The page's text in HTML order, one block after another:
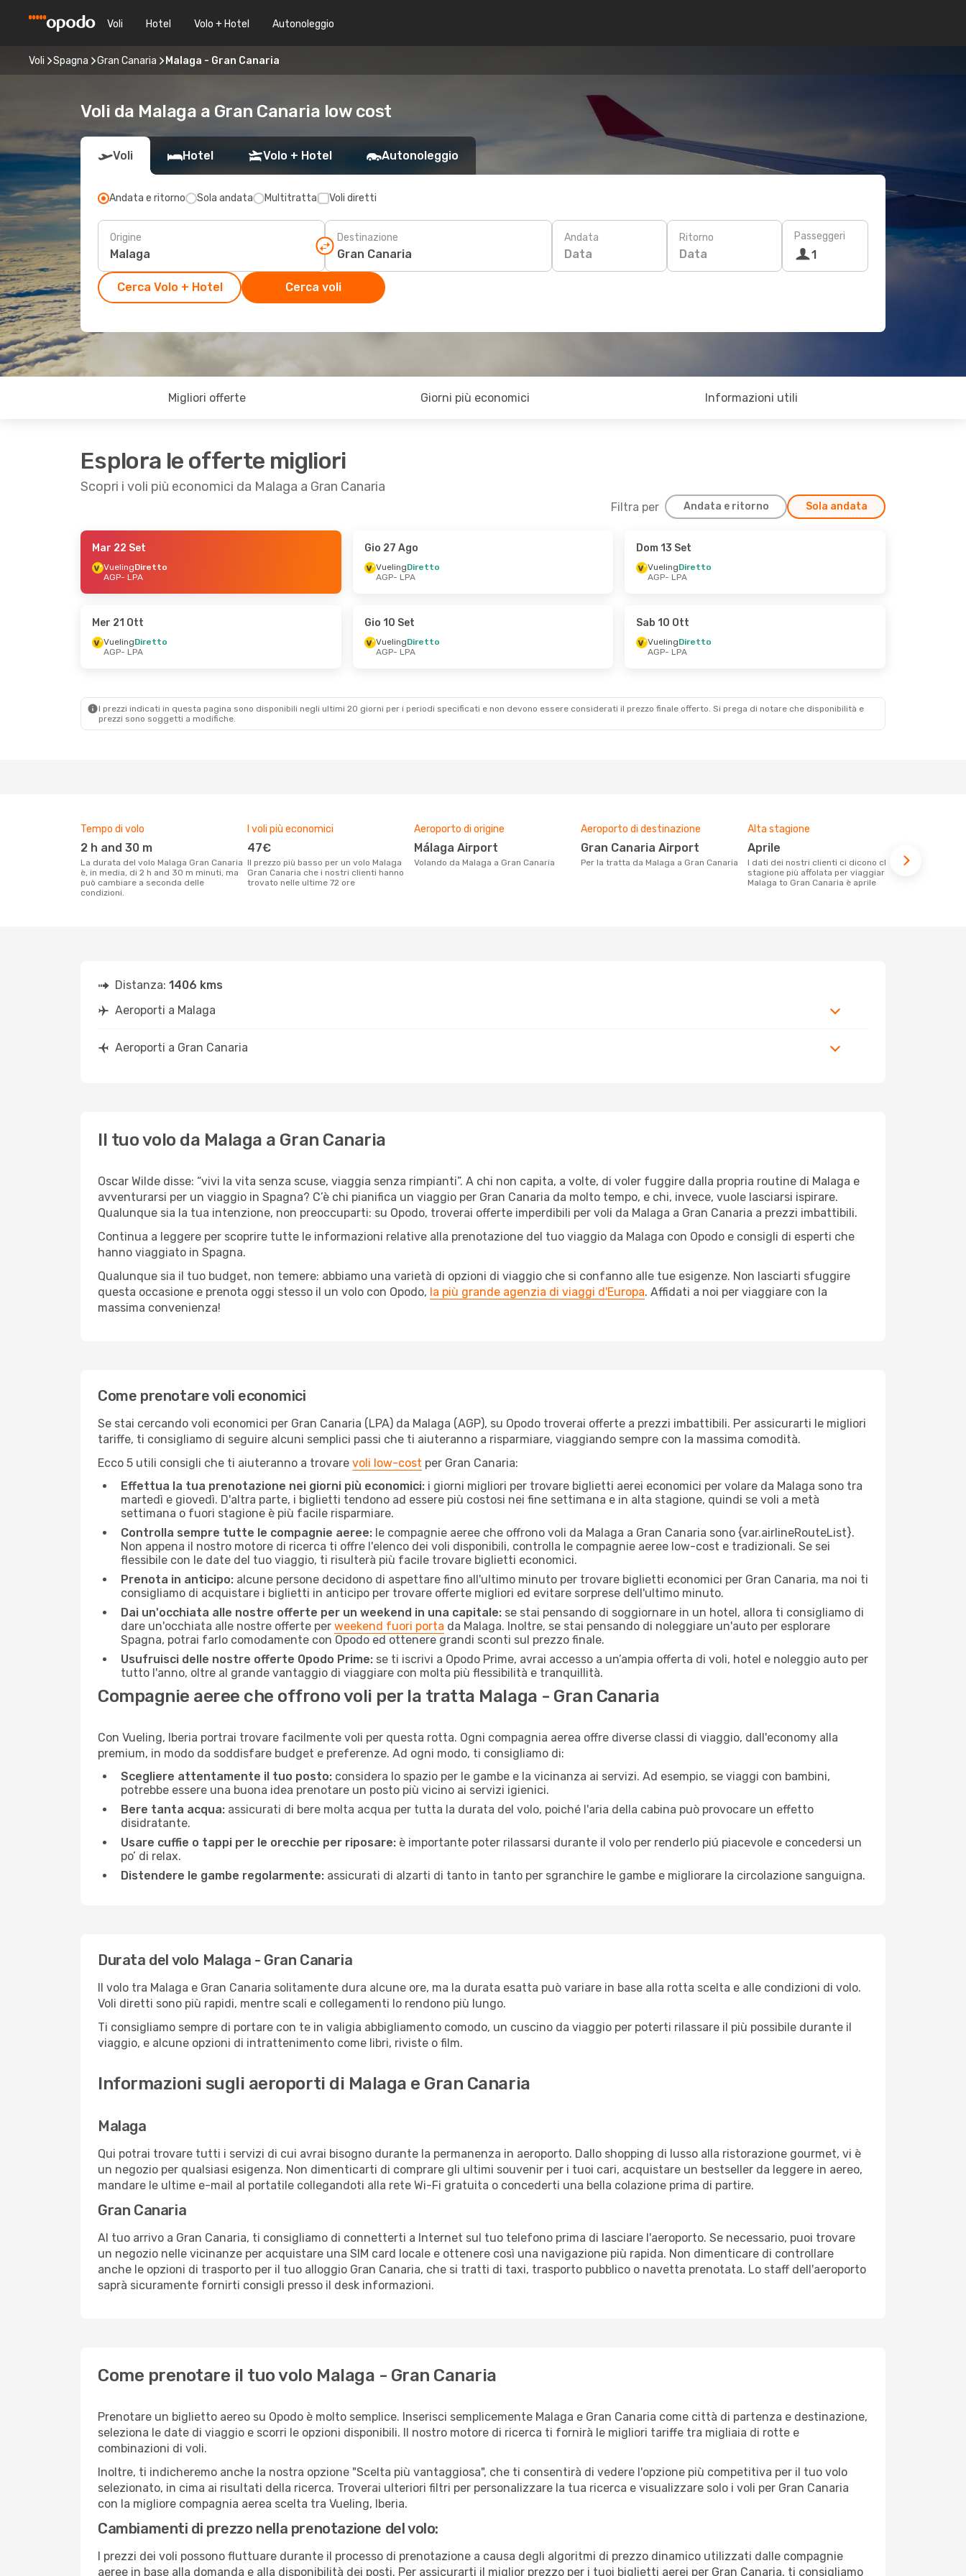
Voli Hotel Volo + Hotel Autonoleggio
Voli Spagna Gran Canaria Malaga - Gran Canaria
Voli da Malaga a Gran Canaria low cost
Voli Hotel Volo + Hotel Autonoleggio
Andata e ritorno Sola andata Multitratta Voli diretti
Origine Destinazione Andata
Data
Ritorno
Data
Passeggeri
1
Cerca Volo + Hotel Cerca voli
Migliori offerte Giorni più economici Informazioni utili
Esplora le offerte migliori
Scopri i voli più economici da Malaga a Gran Canaria
Filtra per Andata e ritorno Sola andata
- Mer 23 Set
- Lun 26 Ott
LPA
- AGP
Mar 22 Set
VuelingDiretto
AGP- LPA
Gio 27 Ago
VuelingDiretto
AGP- LPA
Dom 13 Set
VuelingDiretto
AGP- LPA
Mer 21 Ott
VuelingDiretto
AGP- LPA
Gio 10 Set
VuelingDiretto
AGP- LPA
Sab 10 Ott
VuelingDiretto
AGP- LPA
I prezzi indicati in questa pagina sono disponibili negli ultimi 20 giorni per i periodi specificati e non devono essere considerati il ​​prezzo finale offerto. Si prega di notare che disponibilità e
prezzi sono soggetti a modifiche.
Tempo di volo
2 h and 30 m
La durata del volo Malaga Gran Canaria
è, in media, di 2 h and 30 m minuti, ma
può cambiare a seconda delle
condizioni.
I voli più economici
47€
Il prezzo più basso per un volo Malaga
Gran Canaria che i nostri clienti hanno
trovato nelle ultime 72 ore
Aeroporto di origine
Málaga Airport
Volando da Malaga a Gran Canaria
Aeroporto di destinazione
Gran Canaria Airport
Per la tratta da Malaga a Gran Canaria
Alta stagione
aprile
I dati dei nostri clienti ci dicono che la
stagione più affolata per viaggiare da
Malaga to Gran Canaria è aprile
Distanza: 1406 kms
Aeroporti a Malaga
Aeroporti a Gran Canaria
Il tuo volo da Malaga a Gran Canaria
Oscar Wilde disse: “vivi la vita senza scuse, viaggia senza rimpianti”. A chi non capita, a volte, di voler fuggire dalla propria routine di Malaga e
avventurarsi per un viaggio in Spagna? C’è chi pianifica un viaggio per Gran Canaria da molto tempo, e chi, invece, vuole lasciarsi ispirare.
Qualunque sia la tua intenzione, non preoccuparti: su Opodo, troverai offerte imperdibili per voli da Malaga a Gran Canaria a prezzi imbattibili.
Continua a leggere per scoprire tutte le informazioni relative alla prenotazione del tuo viaggio da Malaga con Opodo e consigli di esperti che
hanno viaggiato in Spagna.
Qualunque sia il tuo budget, non temere: abbiamo una varietà di opzioni di viaggio che si confanno alle tue esigenze. Non lasciarti sfuggire
questa occasione e prenota oggi stesso il un volo con Opodo, la più grande agenzia di viaggi d'Europa. Affidati a noi per viaggiare con la
massima convenienza!
Come prenotare voli economici
Se stai cercando voli economici per Gran Canaria (LPA) da Malaga (AGP), su Opodo troverai offerte a prezzi imbattibili. Per assicurarti le migliori
tariffe, ti consigliamo di seguire alcuni semplici passi che ti aiuteranno a risparmiare, viaggiando sempre con la massima comodità.
Ecco 5 utili consigli che ti aiuteranno a trovare voli low-cost per Gran Canaria:
Effettua la tua prenotazione nei giorni più economici: i giorni migliori per trovare biglietti aerei economici per volare da Malaga sono tra
martedì e giovedì. D'altra parte, i biglietti tendono ad essere più costosi nei fine settimana e in alta stagione, quindi se voli a metà
settimana o fuori stagione è più facile risparmiare.
Controlla sempre tutte le compagnie aeree: le compagnie aeree che offrono voli da Malaga a Gran Canaria sono {​var.airlineRouteList}.
Non appena il nostro motore di ricerca ti offre l'elenco dei voli disponibili, controlla le compagnie aeree low-cost e tradizionali. Se sei
flessibile con le date del tuo viaggio, ti risulterà più facile trovare biglietti economici.
Prenota in anticipo: alcune persone decidono di aspettare fino all'ultimo minuto per trovare biglietti economici per Gran Canaria, ma noi ti
consigliamo di acquistare i biglietti in anticipo per trovare offerte migliori ed evitare sorprese dell'ultimo minuto.
Dai un'occhiata alle nostre offerte per un weekend in una capitale: se stai pensando di soggiornare in un hotel, allora ti consigliamo di
dare un'occhiata alle nostre offerte per weekend fuori porta da Malaga. Inoltre, se stai pensando di noleggiare un'auto per esplorare
Spagna, potrai farlo comodamente con Opodo ed ottenere grandi sconti sul prezzo finale.
Usufruisci delle nostre offerte Opodo Prime: se ti iscrivi a Opodo Prime, avrai accesso a un’ampia offerta di voli, hotel e noleggio auto per
tutto l'anno, oltre al grande vantaggio di viaggiare con molta più flessibilità e tranquillità.
Compagnie aeree che offrono voli per la tratta Malaga - Gran Canaria
Con Vueling, Iberia portrai trovare facilmente voli per questa rotta. Ogni compagnia aerea offre diverse classi di viaggio, dall'economy alla
premium, in modo da soddisfare budget e preferenze. Ad ogni modo, ti consigliamo di:
Scegliere attentamente il tuo posto: considera lo spazio per le gambe e la vicinanza ai servizi. Ad esempio, se viaggi con bambini,
potrebbe essere una buona idea prenotare un posto più vicino ai servizi igienici.
Bere tanta acqua: assicurati di bere molta acqua per tutta la durata del volo, poiché l'aria della cabina può provocare un effetto
disidratante.
Usare cuffie o tappi per le orecchie per riposare: è importante poter rilassarsi durante il volo per renderlo piú piacevole e concedersi un
po’ di relax.
Distendere le gambe regolarmente: assicurati di alzarti di tanto in tanto per sgranchire le gambe e migliorare la circolazione sanguigna.
Durata del volo Malaga - Gran Canaria
Il volo tra Malaga e Gran Canaria solitamente dura alcune ore, ma la durata esatta può variare in base alla rotta scelta e alle condizioni di volo.
Voli diretti sono più rapidi, mentre scali e collegamenti lo rendono più lungo.
Ti consigliamo sempre di portare con te in valigia abbigliamento comodo, un cuscino da viaggio per poterti rilassare il più possibile durante il
viaggio, e alcune opzioni di intrattenimento come libri, riviste o film.
Informazioni sugli aeroporti di Malaga e Gran Canaria
Malaga
Qui potrai trovare tutti i servizi di cui avrai bisogno durante la permanenza in aeroporto. Dallo shopping di lusso alla ristorazione gourmet, vi è
un negozio per qualsiasi esigenza. Non dimenticarti di comprare gli ultimi souvenir per i tuoi cari, acquistare un bestseller da leggere in aereo,
mandare le ultime e-mail al portatile collegandoti alla rete Wi-Fi gratuita o concederti una bella colazione prima di partire.
Gran Canaria
Al tuo arrivo a Gran Canaria, ti consigliamo di connetterti a Internet sul tuo telefono prima di lasciare l'aeroporto. Se necessario, puoi trovare
un negozio nelle vicinanze per acquistare una SIM card locale e ottenere così una navigazione più rapida. Non dimenticare di controllare
anche le opzioni di trasporto per il tuo alloggio Gran Canaria, che si tratti di taxi, trasporto pubblico o navetta prenotata. Lo staff dell'aeroporto
saprà sicuramente fornirti consigli presso il desk informazioni.
Come prenotare il tuo volo Malaga - Gran Canaria
Prenotare un biglietto aereo su Opodo è molto semplice. Inserisci semplicemente Malaga e Gran Canaria come città di partenza e destinazione,
seleziona le date di viaggio e scorri le opzioni disponibili. Il nostro motore di ricerca ti fornirà le migliori tariffe tra migliaia di rotte e
combinazioni di voli.
Inoltre, ti indicheremo anche la nostra opzione "Scelta più vantaggiosa", che ti consentirà di vedere l'opzione più competitiva per il tuo volo
selezionato, in cima ai risultati della ricerca. Troverai ulteriori filtri per personalizzare la tua ricerca e visualizzare solo i voli per Gran Canaria
con la migliore compagnia aerea scelta tra Vueling, Iberia.
Cambiamenti di prezzo nella prenotazione del volo:
I prezzi dei voli possono fluttuare durante il processo di prenotazione a causa degli algoritmi di prezzo dinamico utilizzati dalle compagnie
aeree in base alla domanda e alla disponibilità dei posti. Per assicurarti il miglior prezzo per i tuoi biglietti aerei per Gran Canaria, ti consigliamo